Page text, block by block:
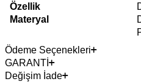
Özellik
Materyal
Ödeme Seçenekleri
GARANTİ
Değişim İade